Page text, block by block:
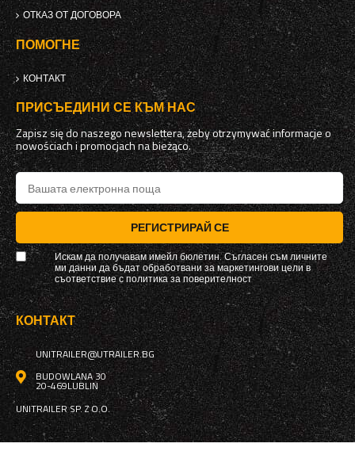
ОТКАЗ ОТ ДОГОВОРА
ПОМОГНЕ
КОНТАКТ
ПРИСЪЕДИНИ СЕ КЪМ НАС
Zapisz się do naszego newslettera, żeby otrzymywać informacje o
nowościach i promocjach na bieżąco.
РЕГИСТРИРАЙ СЕ
Искам да получавам имейл бюлетин. Съгласен съм личните
ми данни да бъдат обработвани за маркетингови цели в
съответствие сполитика за поверителност
КОНТАКТ
UNITRAILER@UTRAILER.BG
BUDOWLANA 30
20-469LUBLIN
UNITRAILER SP. Z O.O.